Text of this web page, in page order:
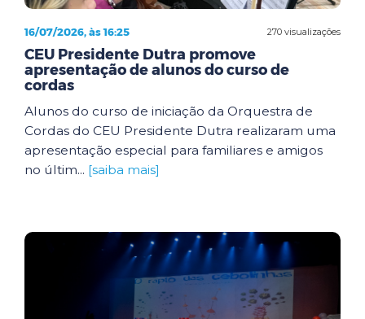
270 visualizações
16/07/2026, às 16:25
CEU Presidente Dutra promove
apresentação de alunos do curso de
cordas
Alunos do curso de iniciação da Orquestra de
Cordas do CEU Presidente Dutra realizaram uma
apresentação especial para familiares e amigos
no últim... [saiba mais]